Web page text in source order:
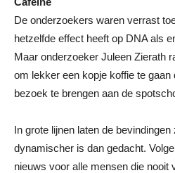
De onderzoekers waren verrast
hetzelfde effect heeft op DNA als
Maar onderzoeker Juleen Zierath
om lekker een kopje koffie te
bezoek te brengen aan de
In grote lijnen laten de
dynamischer is dan gedacht.
nieuws voor alle mensen die nooit